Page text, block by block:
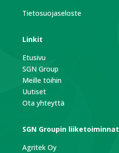
Tietosuojaseloste
Linkit
Etusivu
SGN Group
Meille töihin
Uutiset
Ota yhteyttä
SGN Groupin liiketoiminnat
Agritek Oy